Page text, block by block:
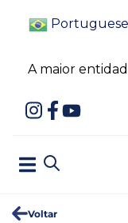
Portuguese
A maior
Voltar